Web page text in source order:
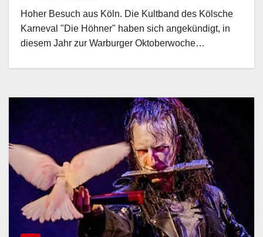
Hoher Besuch aus Köln. Die Kultband des Kölsche
Karneval "Die Höhner" haben sich angekündigt, in
diesem Jahr zur Warburger Oktoberwoche…